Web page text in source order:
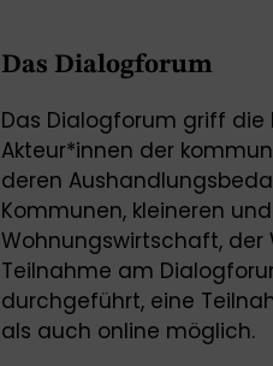
Das Dialogforum
Das Dialogforum griff
Akteur*innen der
deren
Kommunen, kleineren
Wohnungswirtschaft, der
Teilnahme am
durchgeführt, eine
als auch online möglich.